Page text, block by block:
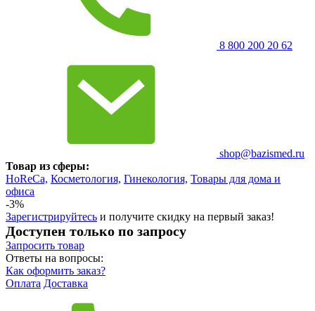
8 800 200 20 62
shop@bazismed.ru
Товар из сферы:
HoReCa, Косметология, Гинекология, Товары для дома и
офиса
-3%
Зарегистрируйтесь и получите скидку на первый заказ!
Доступен только по запросу
Запросить товар
Ответы на вопросы:
Как оформить заказ?
Оплата Доставка